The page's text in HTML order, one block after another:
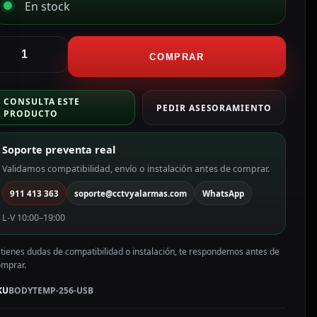
En stock
COMPRAR
CONSULTA ESTE
PRODUCTO
PEDIR ASESORAMIENTO
Soporte preventa real
Validamos compatibilidad, envío o instalación antes de comprar.
911 413 363 soporte@cctvyalarmas.com WhatsApp
L-V 10:00–19:00
dudas de compatibilidad o instalación, te respondemos antes de
BODYTEMP-256-USB